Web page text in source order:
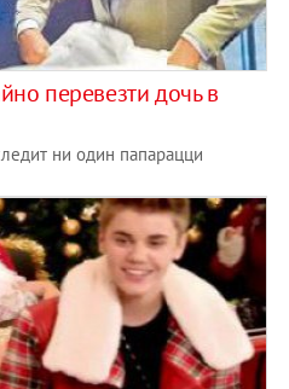
перевезти дочь в
ни один папарацци